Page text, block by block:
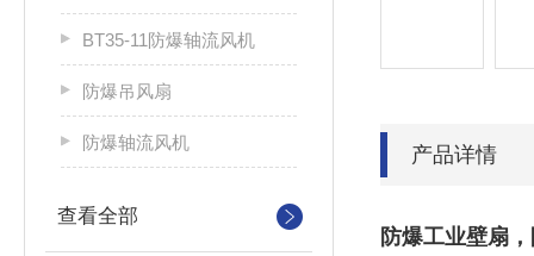
BT35-11防爆轴流风机
防爆吊风扇
防爆轴流风机
查看全部
产品详情
防爆工业壁扇